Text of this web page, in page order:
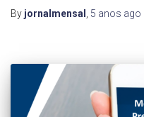
By jornalmensal , 5 anos ago